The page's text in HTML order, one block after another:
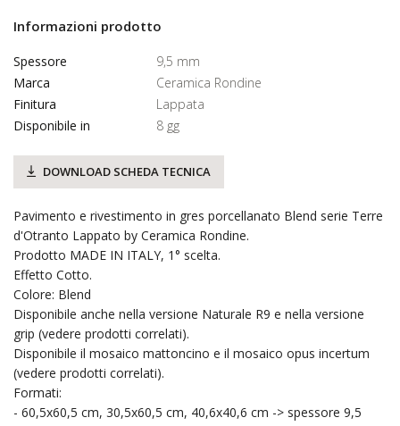
Informazioni prodotto
Spessore
9,5 mm
Marca
Ceramica Rondine
Finitura
Lappata
Disponibile in
8 gg
DOWNLOAD SCHEDA TECNICA
Pavimento e rivestimento in gres porcellanato Blend serie Terre
d'Otranto Lappato by Ceramica Rondine.
Prodotto MADE IN ITALY, 1° scelta.
Effetto Cotto.
Colore: Blend
Disponibile anche nella versione Naturale R9 e nella versione
grip (vedere prodotti correlati).
Disponibile il mosaico mattoncino e il mosaico opus incertum
(vedere prodotti correlati).
Formati:
- 60,5x60,5 cm, 30,5x60,5 cm, 40,6x40,6 cm -> spessore 9,5